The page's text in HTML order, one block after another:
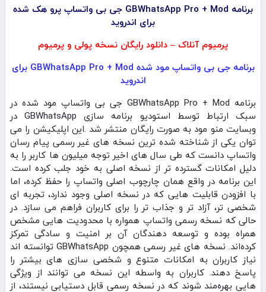
برنامه GBWhatsApp Pro + Mod جی بی واتساپ پرو هک شده
برای اندروید
پرمیوم آنلاک – دانلود رایگان نسخه پولی و پرمیوم
برنامه جی بی واتساپ مود شده GBWhatsApp Pro + Mod برای
اندروید
برنامه GBWhatsApp Pro + Mod جی بی واتساپ مود شده در
سبک ارتباط توسط استودیو برنامه سازی GBWhatsApp در
وبسایت منو مود به صورت رایگان منتشر شد .این اپلیکیشن را می‌
توان یکی از شناخته‌ شده‌ ترین نسخه‌ های غیر رسمی پیام‌ رسان
واتساپ دانست که طی سال‌ های اخیر توجه میلیون‌ ها کاربر را به
دلیل امکانات گسترده‌ تر از نسخه اصلی به خود جلب کرده است.
این برنامه در واقع همان چارچوب اصلی واتساپ را حفظ کرده، اما
با افزودن قابلیت‌ هایی که در نسخه اصلی وجود ندارد، تجربه‌ ای
شخصی‌ تر، آزاد تر و جذاب‌ تر را برای کاربران فراهم می‌ سازد. در
حالی که نسخه رسمی واتساپ همواره با محدودیت‌ هایی مشخص
همراه بوده و توسعه‌ دهندگان آن بر امنیت و سادگی تمرکز
کرده‌اند. نسخه‌ های غیر رسمی همچون GBWhatsApp توانسته‌ اند
نیاز کاربران به امکانات متنوع و شخصی‌ سازی‌ های بیشتر را
پاسخ دهند. کاربران به واسطه این نسخه می‌ توانند از ویژگی‌
هایی بهره‌مند شوند که در نسخه رسمی قابل دستیابی نیستند، از